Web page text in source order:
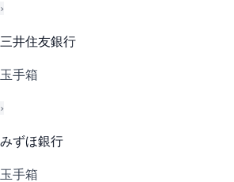
›
三井住友銀行
玉手箱
›
みずほ銀行
玉手箱